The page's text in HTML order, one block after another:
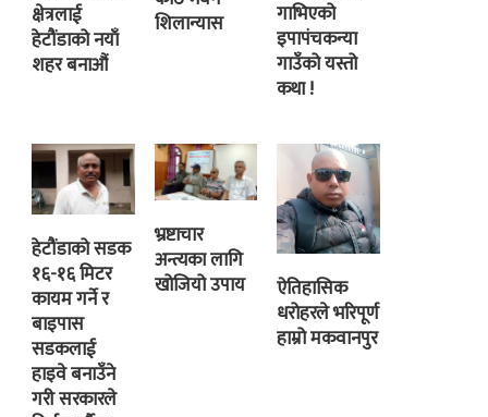
क्षेत्रलाई
हेटौंडाको नयाँ
शहर बनाऔं
शिलान्यास
गाभिएको
इपापंचकन्या
गाउँको यस्तो
कथा !
हेटौंडाको सडक
१६-१६ मिटर
कायम गर्ने र
बाइपास
सडकलाई
हाइवे बनाउँने
गरी सरकारले
भ्रष्टाचार
अन्त्यका लागि
खोजियो उपाय
ऐतिहासिक
धरोहरले भरिपूर्ण
हाम्रो मकवानपुर